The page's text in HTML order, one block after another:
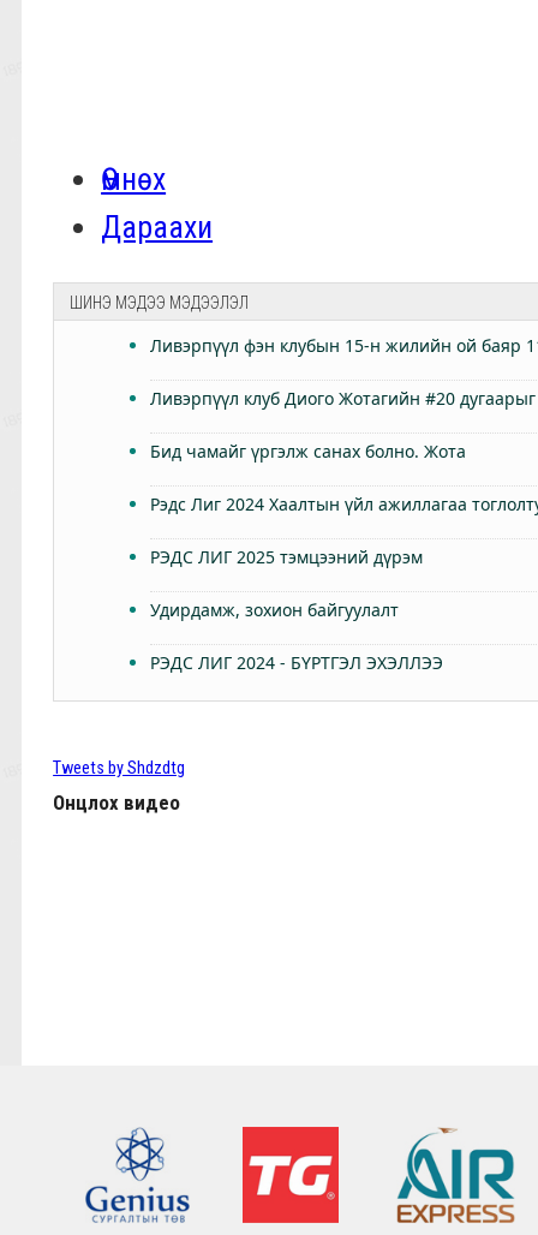
Өмнөх
Дараахи
ШИНЭ МЭДЭЭ МЭДЭЭЛЭЛ
Ливэрпүүл фэн клубын 15-н жилийн ой баяр
Ливэрпүүл клуб Диого Жотагийн #20
Бид чамайг үргэлж санах болно. Жота
Рэдс Лиг 2024 Хаалтын үйл ажиллагаа
РЭДС ЛИГ 2025 тэмцээний дүрэм
Удирдамж, зохион байгуулалт
РЭДС ЛИГ 2024 - БҮРТГЭЛ ЭХЭЛЛЭЭ
ТББ-ын ээлжит Бүх гишүүдийн хурал
КЛОППЫН УРГУУЛСАН ҮР ЖИМС
Lucho's show time.
2022.05.04 - Энэ өдөр түүхнээ
Tweets by Shdzdtg
Онцлох видео